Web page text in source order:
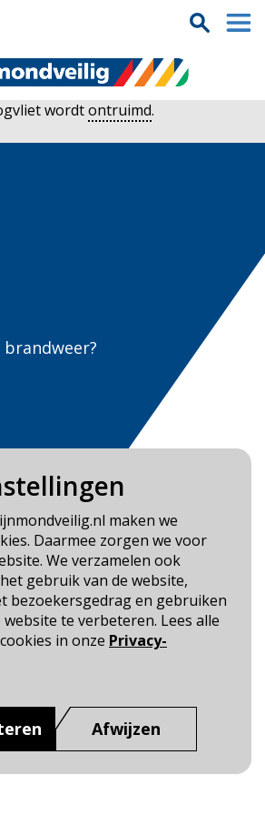
maken we
Daarmee zorgen we voor
We verzamelen ook
gebruik van de website,
bezoekersgedrag en gebruiken
website te verbeteren. Lees alle
in onze Privacy-
Afwijzen
wordtontruimd.
brandweer?